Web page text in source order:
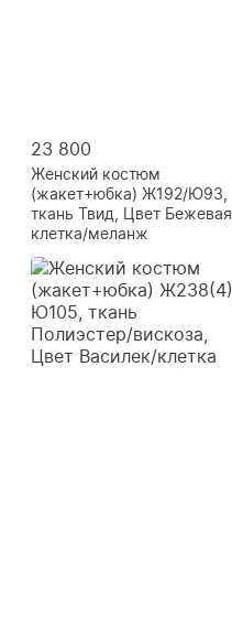
23 800
Женский костюм
(жакет+юбка) Ж192/Ю93,
ткань Твид, Цвет Бежевая
клетка/меланж